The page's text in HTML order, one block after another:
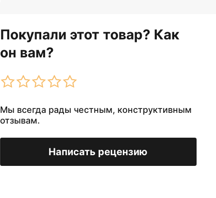
Покупали этот товар? Как
он вам?
Мы всегда рады честным, конструктивным
отзывам.
Написать рецензию